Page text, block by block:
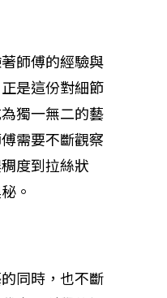
師傅的經驗與
是這份對細節
獨一無二的藝
需要不斷觀察
度到拉絲狀
。
同時，也不斷